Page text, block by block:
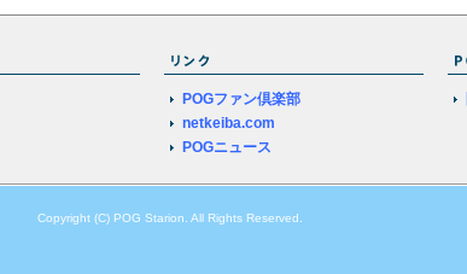
POGファン倶楽部
netkeiba.com
POGニュース
Copyright (C) POG Starion. All Rights Reserved.